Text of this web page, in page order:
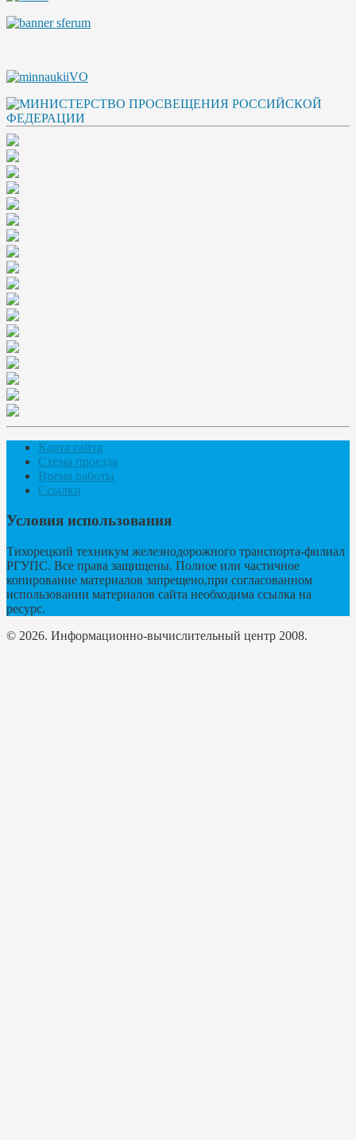
Карта сайта
Схема проезда
Время работы
Ссылки
Условия использования
Тихорецкий техникум железнодорожного транспорта-филиал
РГУПС. Все права защищены. Полное или частичное
копирование материалов запрещено,при согласованном
использовании материалов сайта необходима ссылка на
ресурс.
© 2026. Информационно-вычислительный центр 2008.